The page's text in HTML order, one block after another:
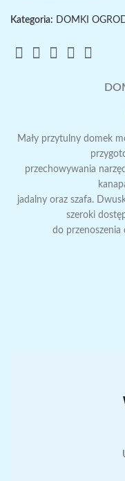
Kategoria: DOMKI
Mały przytulny domek
przechowywania
jadalny oraz szafa.
szeroki
do